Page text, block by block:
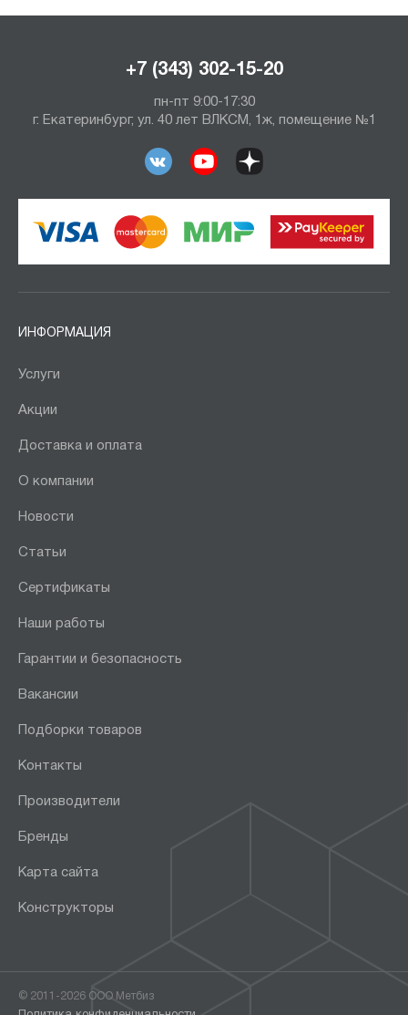
+7 (343) 302-15-20
пн-пт 9:00-17:30
г. Екатеринбург, ул. 40 лет ВЛКСМ, 1ж, помещение №1
ИНФОРМАЦИЯ
Услуги
Акции
Доставка и оплата
О компании
Новости
Статьи
Сертификаты
Наши работы
Гарантии и безопасность
Вакансии
Подборки товаров
Контакты
Производители
Бренды
Карта сайта
Конструкторы
© 2011-2026 ООО Метбиз